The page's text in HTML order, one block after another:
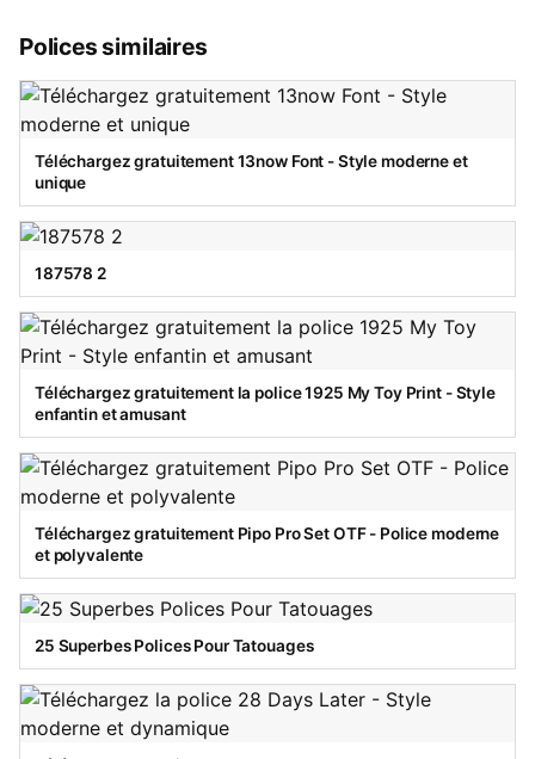
Polices similaires
Téléchargez gratuitement 13now Font - Style moderne et
unique
187578 2
Téléchargez gratuitement la police 1925 My Toy Print - Style
enfantin et amusant
Téléchargez gratuitement Pipo Pro Set OTF - Police moderne
et polyvalente
25 Superbes Polices Pour Tatouages